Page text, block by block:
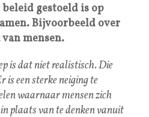
gestoeld is op
Bijvoorbeeld over
mensen.
is dat niet realistisch. Die
een sterke neiging te
waarnaar mensen zich
plaats van te denken vanuit